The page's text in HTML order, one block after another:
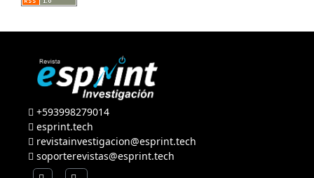
+593998279014
esprint.tech
revistainvestigacion@esprint.tech
soporterevistas@esprint.tech